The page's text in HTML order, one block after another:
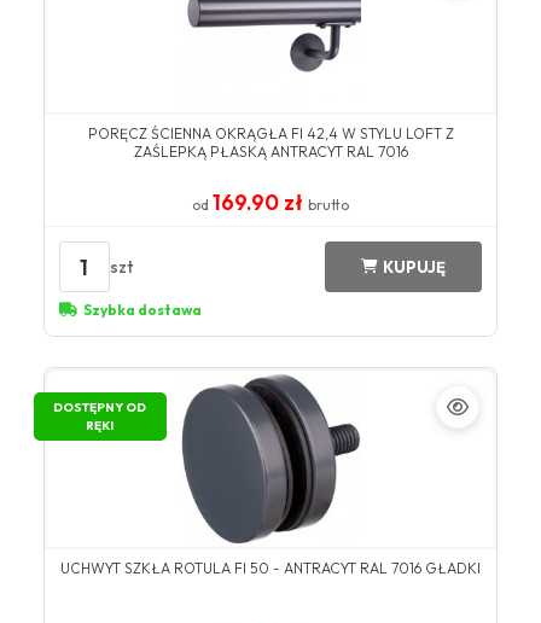
​PORĘCZ ŚCIENNA OKRĄGŁA FI 42,4 W STYLU LOFT Z
ZAŚLEPKĄ PŁASKĄ ANTRACYT ​RAL 7016​
od 169.90 zł brutto
1 szt KUPUJĘ
Szybka dostawa
DOSTĘPNY OD
RĘKI
UCHWYT SZKŁA ROTULA FI 50 - ANTRACYT RAL 7016 GŁADKI